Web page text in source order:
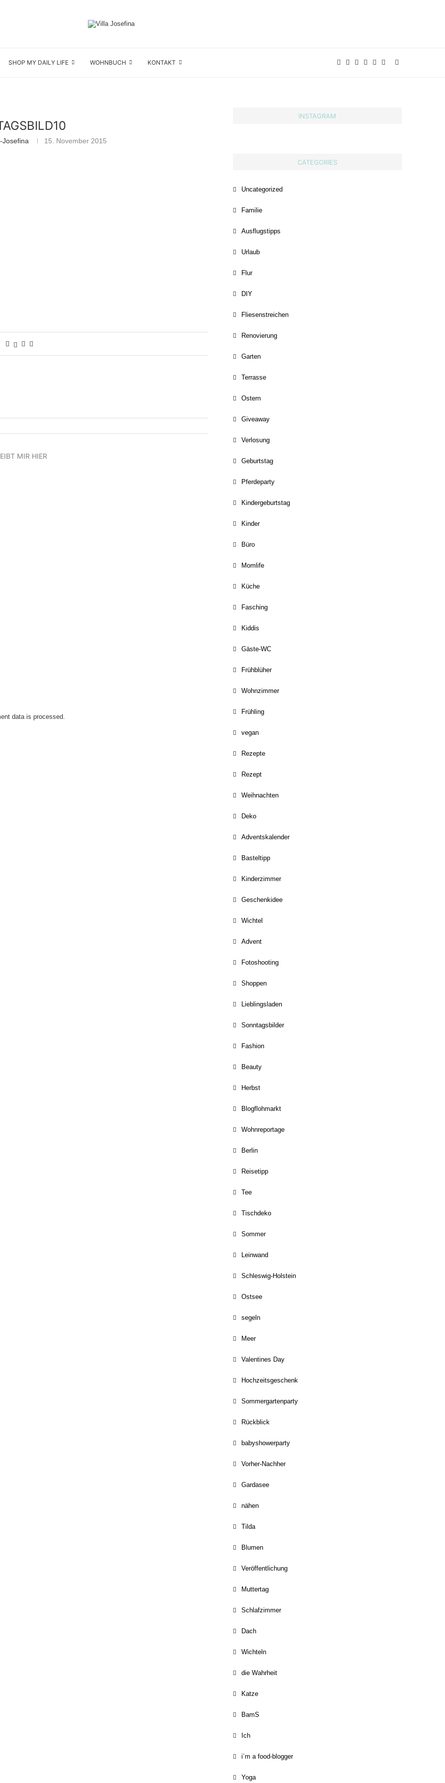
SHOP MY DAILY LIFE WOHNBUCH KONTAKT
Josefina 15. November 2015
MIR HIER
data is processed.
INSTAGRAM
CATEGORIES
Uncategorized
Familie
Ausflugstipps
Urlaub
Flur
DIY
Fliesenstreichen
Renovierung
Garten
Terrasse
Ostern
Giveaway
Verlosung
Geburtstag
Pferdeparty
Kindergeburtstag
Kinder
Büro
Momlife
Küche
Fasching
Kiddis
Gäste-WC
Frühblüher
Wohnzimmer
Frühling
vegan
Rezepte
Rezept
Weihnachten
Deko
Adventskalender
Basteltipp
Kinderzimmer
Geschenkidee
Wichtel
Advent
Fotoshooting
Shoppen
Lieblingsladen
Sonntagsbilder
Fashion
Beauty
Herbst
Blogflohmarkt
Wohnreportage
Berlin
Reisetipp
Tee
Tischdeko
Sommer
Leinwand
Schleswig-Holstein
Ostsee
segeln
Meer
Valentines Day
Hochzeitsgeschenk
Sommergartenparty
Rückblick
babyshowerparty
Vorher-Nachher
Gardasee
nähen
Tilda
Blumen
Veröffentlichung
Muttertag
Schlafzimmer
Dach
Wichteln
die Wahrheit
Katze
BamS
Ich
i´m a food-blogger
Yoga